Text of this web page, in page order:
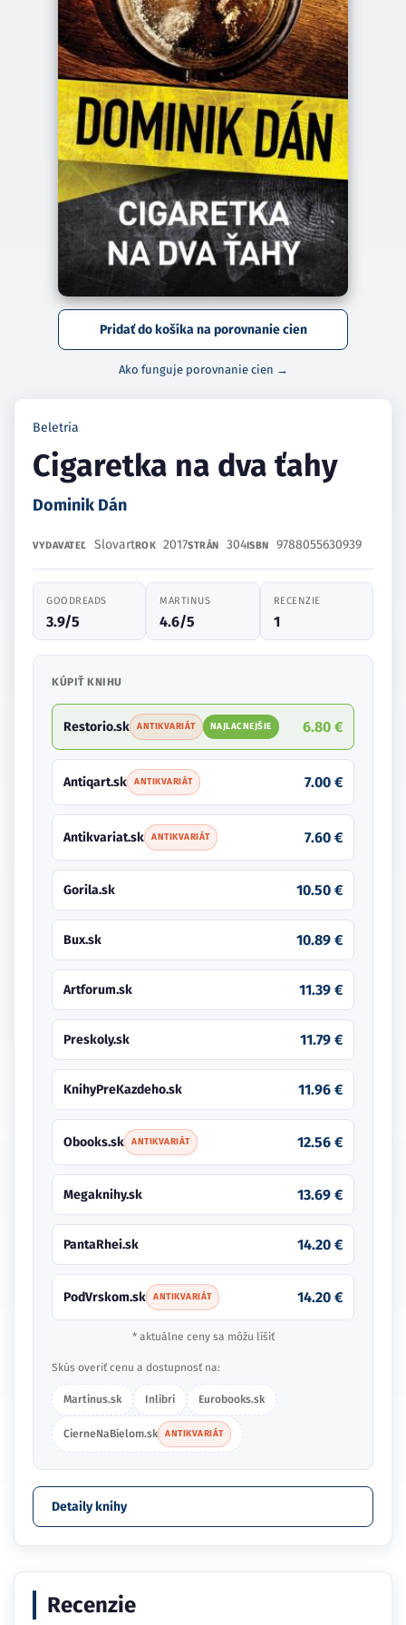
Pridať do košíka na porovnanie cien
Ako funguje porovnanie cien →
Beletria
Cigaretka na dva ťahy
Dominik Dán
VYDAVATEĽ SlovartROK 2017STRÁN 304ISBN 9788055630939
GOODREADS
3.9/5
MARTINUS
4.6/5
RECENZIE
1
KÚPIŤ KNIHU
Restorio.sk ANTIKVARIÁT NAJLACNEJŠIE 6.80 €
Antiqart.sk ANTIKVARIÁT 7.00 €
Antikvariat.sk ANTIKVARIÁT 7.60 €
Gorila.sk 10.50 €
Bux.sk 10.89 €
Artforum.sk 11.39 €
Preskoly.sk 11.79 €
KnihyPreKazdeho.sk 11.96 €
Obooks.sk ANTIKVARIÁT 12.56 €
Megaknihy.sk 13.69 €
PantaRhei.sk 14.20 €
PodVrskom.sk ANTIKVARIÁT 14.20 €
* aktuálne ceny sa môžu líšiť
Skús overiť cenu a dostupnosť na:
Martinus.sk Inlibri Eurobooks.sk
CierneNaBielom.sk ANTIKVARIÁT
Detaily knihy
Recenzie